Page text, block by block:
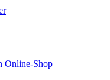
Online-Shop